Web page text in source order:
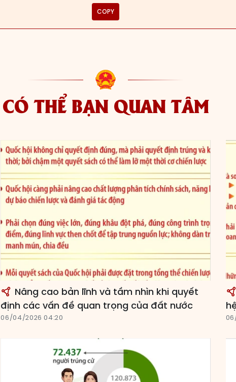
COPY
CÓ THỂ BẠN QUAN TÂM
Nâng cao bản lĩnh và tầm nhìn khi quyết
định các vấn đề quan trọng của đất nước
06/04/2026 04:20